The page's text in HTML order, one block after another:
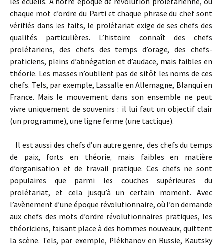
chaque mot d’ordre du Parti et chaque phrase du chef sont
vérifiés dans les faits, le prolétariat exige de ses chefs des
qualités particulières. L’histoire connaît des chefs
prolétariens, des chefs des temps d’orage, des chefs-
praticiens, pleins d’abnégation et d’audace, mais faibles en
théorie. Les masses n’oublient pas de sitôt les noms de ces
chefs. Tels, par exemple, Lassalle en Allemagne, Blanqui en
France. Mais le mouvement dans son ensemble ne peut
vivre uniquement de souvenirs : il lui faut un objectif clair
(un programme), une ligne ferme (une tactique).
Il est aussi des chefs d’un autre genre, des chefs du temps
de paix, forts en théorie, mais faibles en matière
d’organisation et de travail pratique. Ces chefs ne sont
populaires que parmi les couches supérieures du
prolétariat, et cela jusqu’à un certain moment. Avec
l’avènement d’une époque révolutionnaire, où l’on demande
aux chefs des mots d’ordre révolutionnaires pratiques, les
théoriciens, faisant place à des hommes nouveaux, quittent
la scène. Tels, par exemple, Plékhanov en Russie, Kautsky